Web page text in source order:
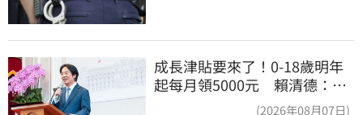
成長津貼要來了！0-18歲明年
起每月領5000元 賴清德：此
(2026年08月07日)